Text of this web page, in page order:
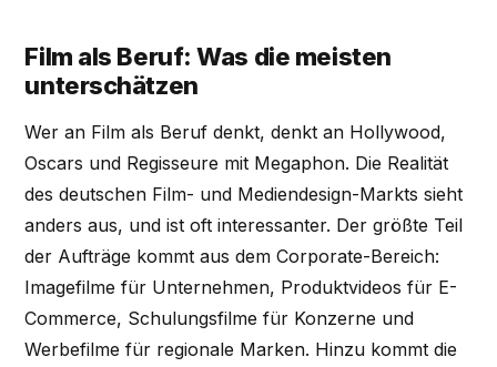
Film als Beruf: Was die meisten
unterschätzen
Wer an Film als Beruf denkt, denkt an Hollywood,
Oscars und Regisseure mit Megaphon. Die Realität
des deutschen Film- und Mediendesign-Markts sieht
anders aus, und ist oft interessanter. Der größte Teil
der Aufträge kommt aus dem Corporate-Bereich:
Imagefilme für Unternehmen, Produktvideos für E-
Commerce, Schulungsfilme für Konzerne und
Werbefilme für regionale Marken. Hinzu kommt die